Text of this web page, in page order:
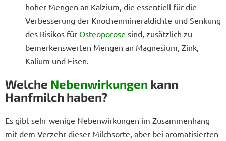
hoher Mengen an Kalzium, die essentiell für die
Verbesserung der Knochenmineraldichte und Senkung
des Risikos für Osteoporose sind, zusätzlich zu
bemerkenswerten Mengen an Magnesium, Zink,
Kalium und Eisen.
Welche Nebenwirkungen kann
Hanfmilch haben?
Es gibt sehr wenige Nebenwirkungen im Zusammenhang
mit dem Verzehr dieser Milchsorte, aber bei aromatisierten